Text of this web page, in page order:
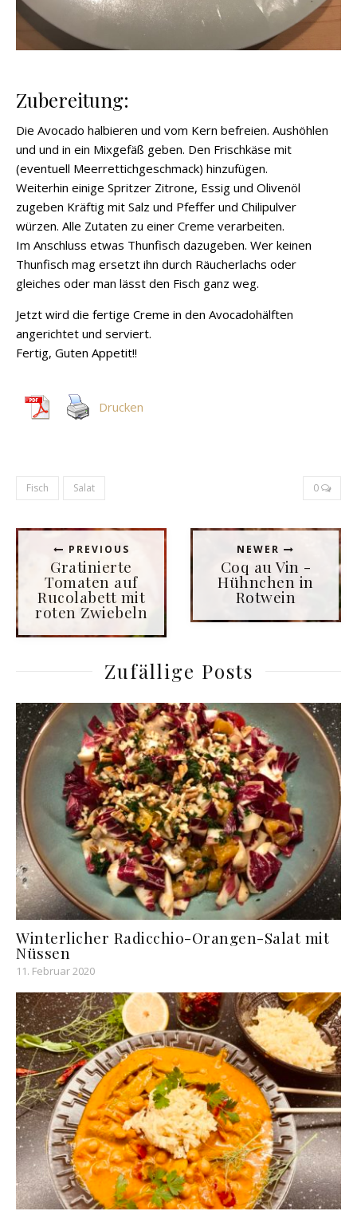
Zubereitung:
Die Avocado halbieren und vom Kern befreien. Aushöhlen
und und in ein Mixgefäß geben. Den Frischkäse mit
(eventuell Meerrettichgeschmack) hinzufügen.
Weiterhin einige Spritzer Zitrone, Essig und Olivenöl
zugeben Kräftig mit Salz und Pfeffer und Chilipulver
würzen. Alle Zutaten zu einer Creme verarbeiten.
Im Anschluss etwas Thunfisch dazugeben. Wer keinen
Thunfisch mag ersetzt ihn durch Räucherlachs oder
gleiches oder man lässt den Fisch ganz weg.
Jetzt wird die fertige Creme in den Avocadohälften
angerichtet und serviert.
Fertig, Guten Appetit!!
Drucken
Fisch Salat 0
PREVIOUS
Gratinierte
Tomaten auf
Rucolabett mit
roten Zwiebeln
NEWER
Coq au Vin -
Hühnchen in
Rotwein
Zufällige Posts
Winterlicher Radicchio-Orangen-Salat mit
Nüssen
11. Februar 2020